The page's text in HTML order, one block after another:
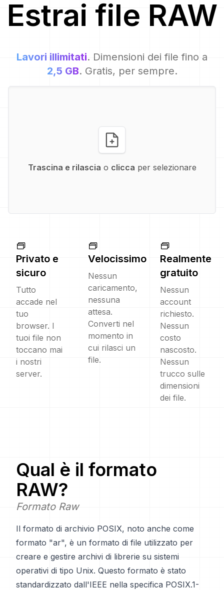
Estrai file RAW
Lavori illimitati. Dimensioni dei file fino a
2,5 GB. Gratis, per sempre.
Trascina e rilascia o clicca per selezionare
Privato e
sicuro
Tutto
accade nel
tuo
browser. I
tuoi file non
toccano mai
i nostri
server.
Velocissimo
Nessun
caricamento,
nessuna
attesa.
Converti nel
momento in
cui rilasci un
file.
Realmente
gratuito
Nessun
account
richiesto.
Nessun
costo
nascosto.
Nessun
trucco sulle
dimensioni
dei file.
Qual è il formato
RAW?
Formato Raw
Il formato di archivio POSIX, noto anche come
formato "ar", è un formato di file utilizzato per
creare e gestire archivi di librerie su sistemi
operativi di tipo Unix. Questo formato è stato
standardizzato dall'IEEE nella specifica POSIX.1-